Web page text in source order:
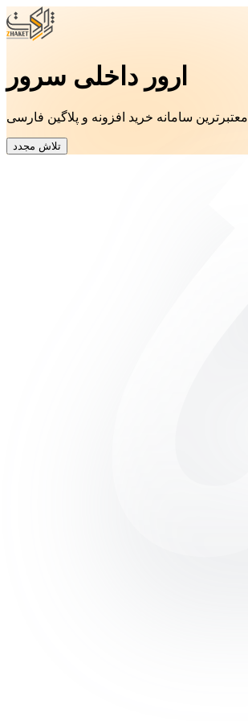
ارور داخلی سرور
معتبرترین سامانه خرید افزونه و پلاگین فارسی
تلاش مجدد